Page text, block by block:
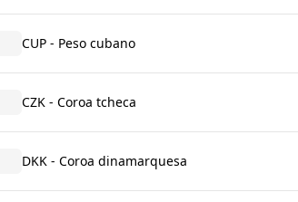
CUP - Peso cubano
CZK - Coroa tcheca
DKK - Coroa dinamarquesa